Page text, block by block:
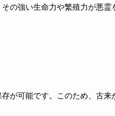
の強い生命力や繁殖力が悪
が可能です。このため、古来